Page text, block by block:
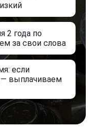
2 года по
за свои слова
если
— выплачиваем